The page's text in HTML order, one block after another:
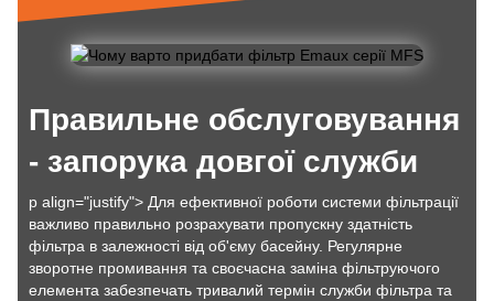
Правильне обслуговування
- запорука довгої служби
p align="justify"> Для ефективної роботи системи фільтрації
важливо правильно розрахувати пропускну здатність
фільтра в залежності від об'єму басейну. Регулярне
зворотне промивання та своєчасна заміна фільтруючого
елемента забезпечать тривалий термін служби фільтра та